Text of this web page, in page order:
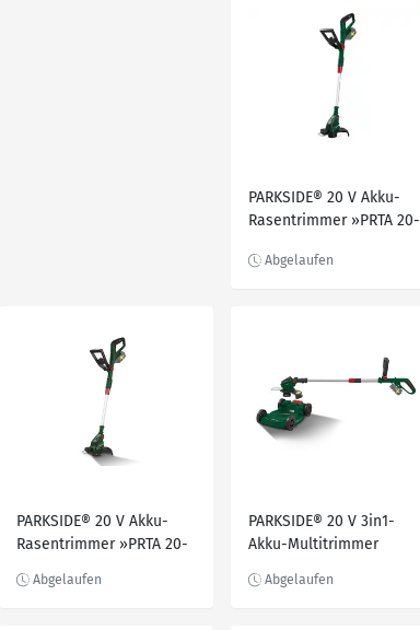
PARKSIDE® 20 V Akku-
Rasentrimmer »PRTA 20-
Ladegerät
PARKSIDE® 20 V Akku-
Rasentrimmer »PRTA 20-
Ladegerät
PARKSIDE® 20 V 3in1-
Akku-Multitrimmer
Akku und Ladegerät